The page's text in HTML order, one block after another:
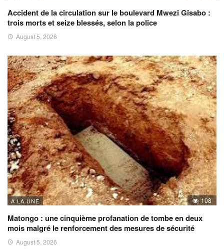
Accident de la circulation sur le boulevard Mwezi Gisabo :
trois morts et seize blessés, selon la police
August 5, 2026
A LA UNE 108
Matongo : une cinquième profanation de tombe en deux
mois malgré le renforcement des mesures de sécurité
August 5, 2026